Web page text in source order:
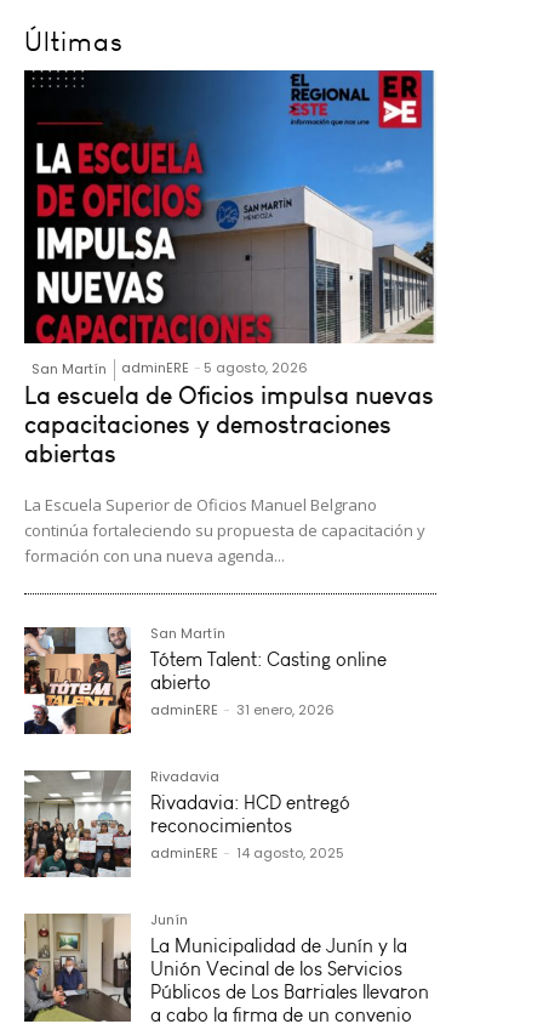
Últimas
San Martín adminERE - 5 agosto, 2026
La escuela de Oficios impulsa nuevas
capacitaciones y demostraciones
abiertas
La Escuela Superior de Oficios Manuel Belgrano
continúa fortaleciendo su propuesta de capacitación y
formación con una nueva agenda...
San Martín
Tótem Talent: Casting online
abierto
adminERE - 31 enero, 2026
Rivadavia
Rivadavia: HCD entregó
reconocimientos
adminERE - 14 agosto, 2025
Junín
La Municipalidad de Junín y la
Unión Vecinal de los Servicios
Públicos de Los Barriales llevaron
a cabo la firma de un convenio